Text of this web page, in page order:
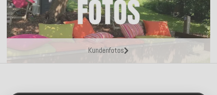
Kundenfotos